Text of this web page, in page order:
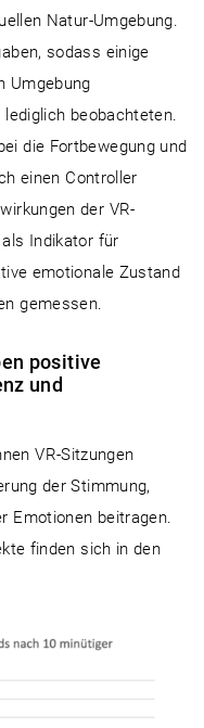
Natur-Umgebung.
sodass einige
Umgebung
beobachteten.
die Fortbewegung und
einen Controller
der VR-
Indikator für
emotionale Zustand
gemessen.
positive
und
VR-Sitzungen
der Stimmung,
Emotionen beitragen.
finden sich in den